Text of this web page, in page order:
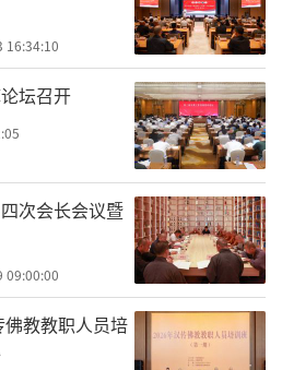
16:34:10
坛召开
次会长会议暨
09:00:00
教教职人员培